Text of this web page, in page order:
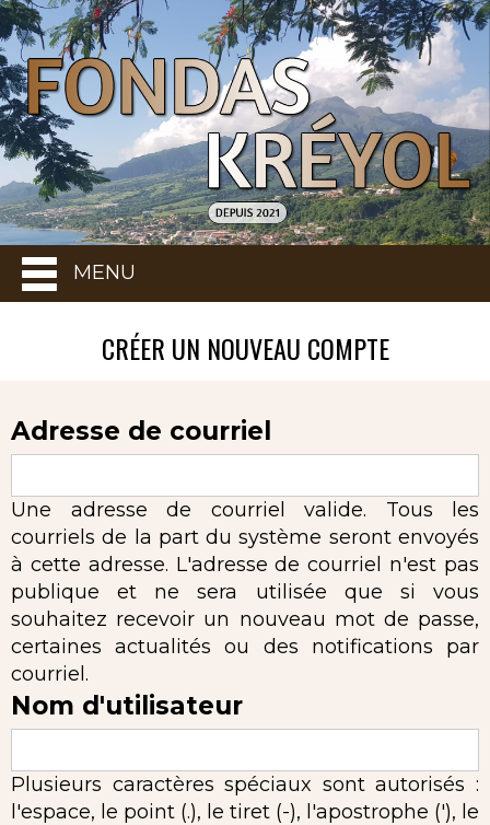
MENU
CRÉER UN NOUVEAU COMPTE
Adresse de courriel
Une adresse de courriel valide. Tous les
courriels de la part du système seront envoyés
à cette adresse. L'adresse de courriel n'est pas
publique et ne sera utilisée que si vous
souhaitez recevoir un nouveau mot de passe,
certaines actualités ou des notifications par
courriel.
Nom d'utilisateur
Plusieurs caractères spéciaux sont autorisés :
l'espace, le point (.), le tiret (-), l'apostrophe ('), le